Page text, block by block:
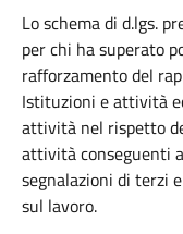
Lo schema di d.lgs.
per chi ha superato
rafforzamento del
Istituzioni e attività
attività nel rispetto
attività conseguenti
segnalazioni di terzi
sul lavoro.